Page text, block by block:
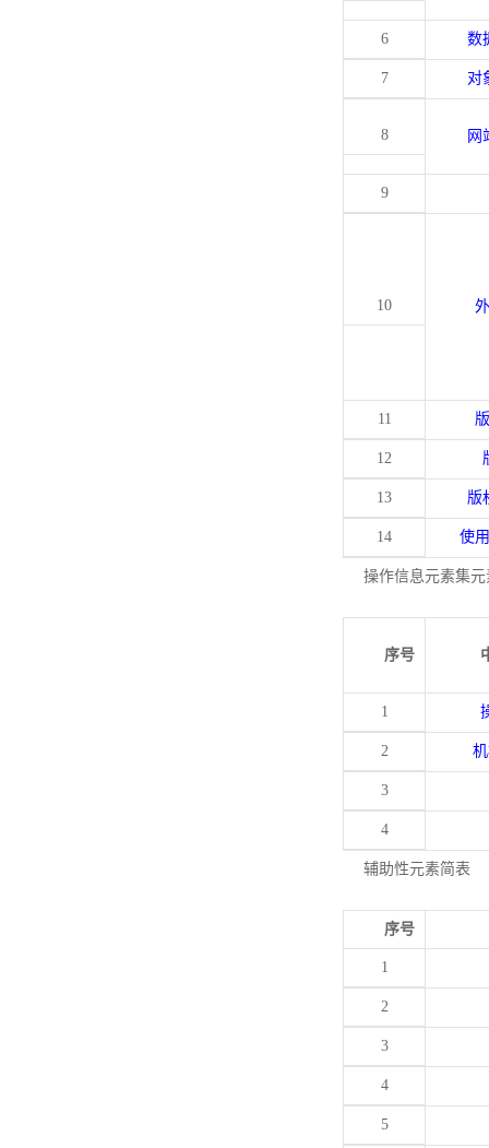
6 数
7 对
8 网
9
10
11
12
13 版
14 使
操作信息元素集
序号
1
2
3
4
辅助性元素简表
序号
1
2
3
4
5